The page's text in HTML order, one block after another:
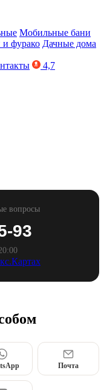
Мобильные бани
и фурако Дачные дома
4,7
вопросы
93
Почта